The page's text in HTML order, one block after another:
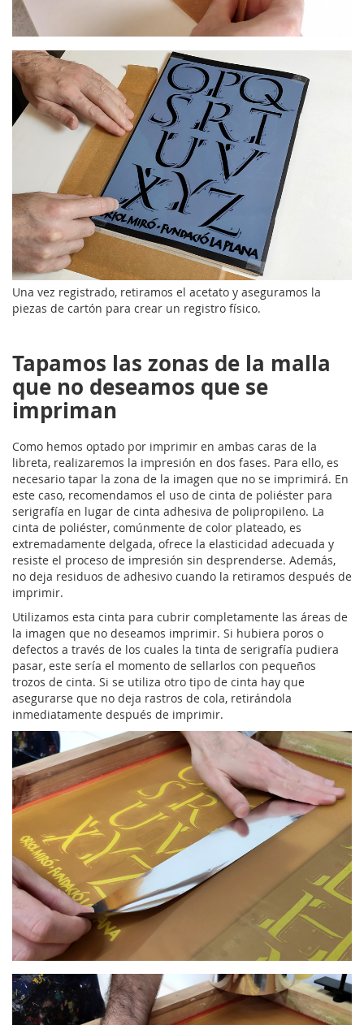
Una vez registrado, retiramos el acetato y aseguramos la
piezas de cartón para crear un registro físico.
Tapamos las zonas de la malla
que no deseamos que se
impriman
Como hemos optado por imprimir en ambas caras de la
libreta, realizaremos la impresión en dos fases. Para ello, es
necesario tapar la zona de la imagen que no se imprimirá. En
este caso, recomendamos el uso de cinta de poliéster para
serigrafía en lugar de cinta adhesiva de polipropileno. La
cinta de poliéster, comúnmente de color plateado, es
extremadamente delgada, ofrece la elasticidad adecuada y
resiste el proceso de impresión sin desprenderse. Además,
no deja residuos de adhesivo cuando la retiramos después de
imprimir.
Utilizamos esta cinta para cubrir completamente las áreas de
la imagen que no deseamos imprimir. Si hubiera poros o
defectos a través de los cuales la tinta de serigrafía pudiera
pasar, este sería el momento de sellarlos con pequeños
trozos de cinta. Si se utiliza otro tipo de cinta hay que
asegurarse que no deja rastros de cola, retirándola
inmediatamente después de imprimir.